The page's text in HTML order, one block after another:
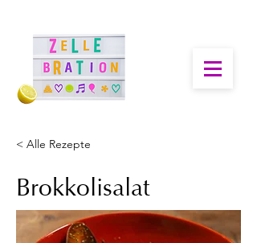
< Alle Rezepte
Brokkolisalat